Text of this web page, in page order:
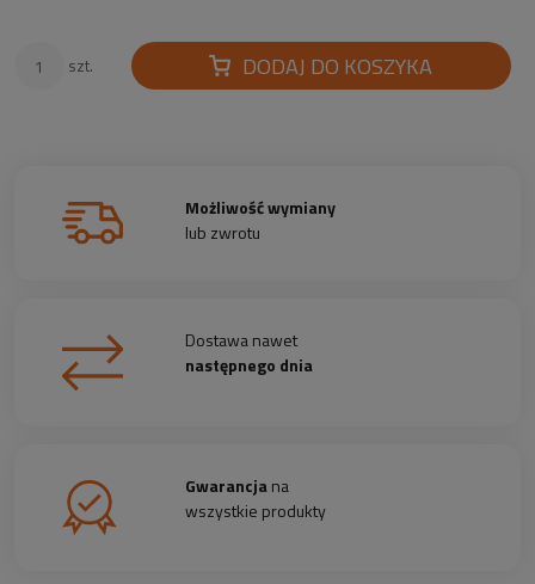
szt. DODAJ DO KOSZYKA
Możliwość wymiany
lub zwrotu
Dostawa nawet
następnego dnia
Gwarancjana
wszystkie produkty